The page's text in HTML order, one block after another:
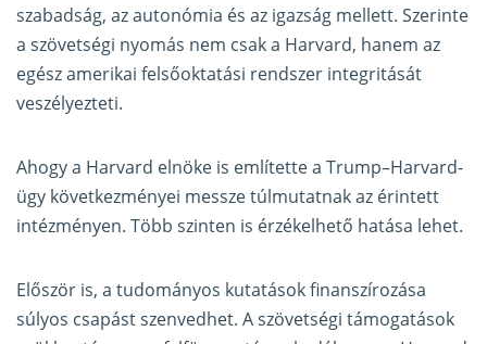
szabadság, az autonómia és az igazság mellett. Szerinte
a szövetségi nyomás nem csak a Harvard, hanem az
egész amerikai felsőoktatási rendszer integritását
veszélyezteti.
Ahogy a Harvard elnöke is említette a Trump–Harvard-
ügy következményei messze túlmutatnak az érintett
intézményen. Több szinten is érzékelhető hatása lehet.
Először is, a tudományos kutatások finanszírozása
súlyos csapást szenvedhet. A szövetségi támogatások